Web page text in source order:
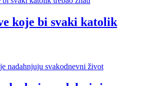
koje bi svaki katolik